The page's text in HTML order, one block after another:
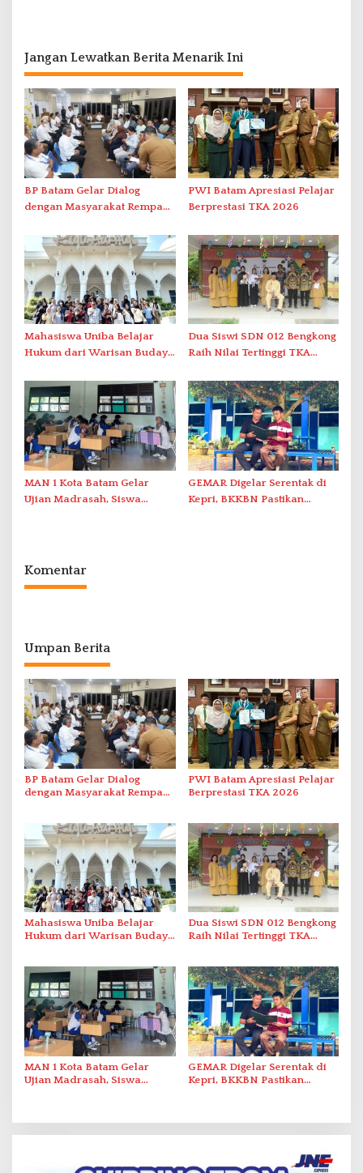
Jangan Lewatkan Berita Menarik Ini
BP Batam Gelar Dialog
dengan Masyarakat Rempang
Rakyat Merah Putih
PWI Batam Apresiasi Pelajar
Berprestasi TKA 2026
Mahasiswa Uniba Belajar
Hukum dari Warisan Budaya
Dua Siswi SDN 012 Bengkong
Raih Nilai Tertinggi TKA
MAN 1 Kota Batam Gelar
Ujian Madrasah, Siswa
GEMAR Digelar Serentak di
Kepri, BKKBN Pastikan
Komentar
Umpan Berita
BP Batam Gelar Dialog
dengan Masyarakat Rempang
PWI Batam Apresiasi Pelajar
Berprestasi TKA 2026
Mahasiswa Uniba Belajar
Hukum dari Warisan Budaya
Dua Siswi SDN 012 Bengkong
Raih Nilai Tertinggi TKA
MAN 1 Kota Batam Gelar
Ujian Madrasah, Siswa
GEMAR Digelar Serentak di
Kepri, BKKBN Pastikan